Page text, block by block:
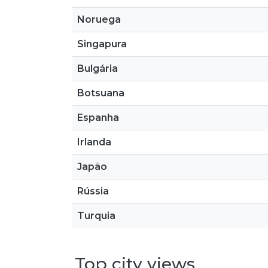
Noruega
Singapura
Bulgária
Botsuana
Espanha
Irlanda
Japão
Rússia
Turquia
Top city views